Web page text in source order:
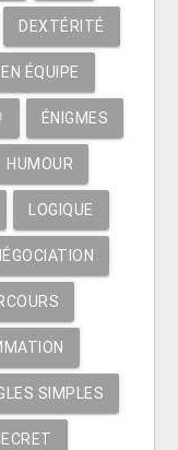
DEXTÉRITÉ
EN ÉQUIPE
ÉNIGMES
HUMOUR
LOGIQUE
SIMPLES